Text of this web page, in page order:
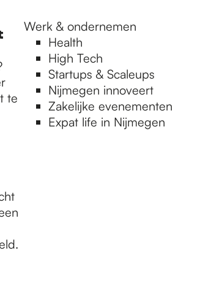
Werk & ondernemen
Health
High Tech
Startups & Scaleups
Nijmegen innoveert
Zakelijke evenementen
Expat life in Nijmegen
te